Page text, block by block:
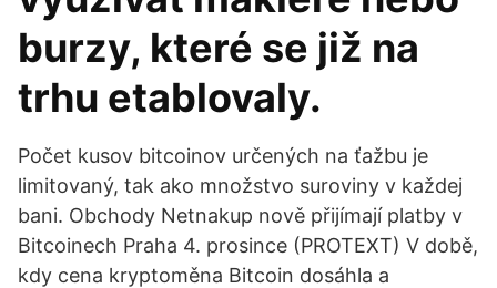
burzy, které se již na
trhu etablovaly.
Počet kusov bitcoinov určených na ťažbu je
limitovaný, tak ako množstvo suroviny v každej
bani. Obchody Netnakup nově přijímají platby v
Bitcoinech Praha 4. prosince (PROTEXT) V době,
kdy cena kryptoměna Bitcoin dosáhla a